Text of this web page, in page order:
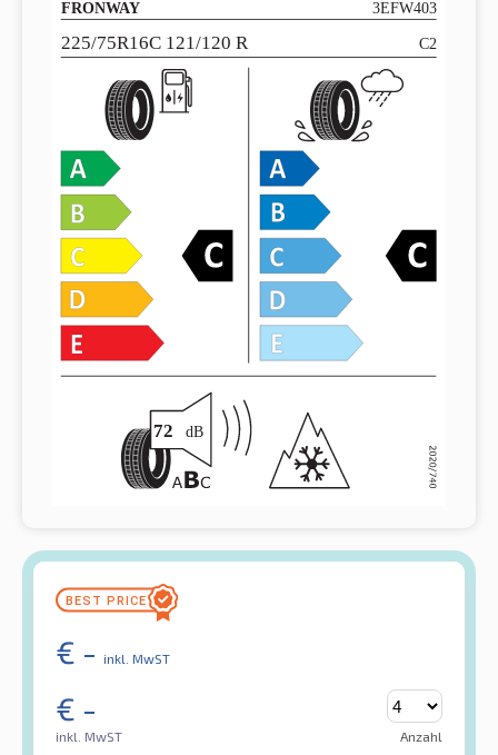
€ - inkl. MwST
€ -
inkl. MwST Anzahl